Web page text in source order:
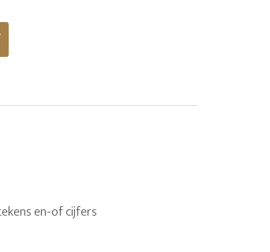
en-of cijfers